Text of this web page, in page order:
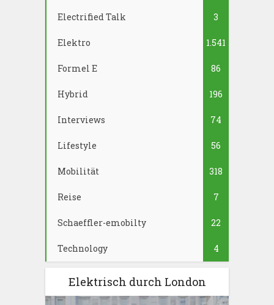
Electrified Talk 3
Elektro 1.541
Formel E 86
Hybrid 196
Interviews 74
Lifestyle 56
Mobilität 318
Reise 7
Schaeffler-emobilty 22
Technology 4
Elektrisch durch London